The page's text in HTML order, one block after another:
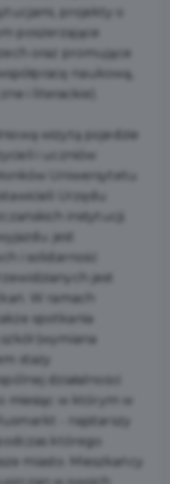
projekty o
poszerzające
oraz promujące
naukową,
i literackie).
wizytą pojedzie
i uczniów
Uniwersytetu
Urzędu
instytucji.
jest
i solidarność
jest
W ramach
spotkania
(wymiana
staży
działalności
miesiąc w którym w
- najstarszy
którego
miasto. Mieszkańcy